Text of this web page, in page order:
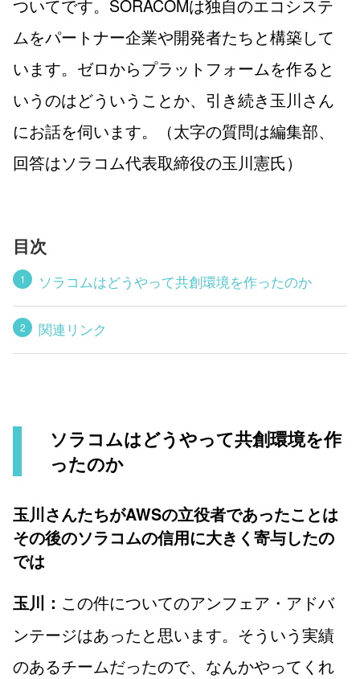
ついてです。SORACOMは独自のエコシステ
ムをパートナー企業や開発者たちと構築して
います。ゼロからプラットフォームを作ると
いうのはどういうことか、引き続き玉川さん
にお話を伺います。（太字の質問は編集部、
回答はソラコム代表取締役の玉川憲氏）
目次
ソラコムはどうやって共創環境を作ったのか
関連リンク
ソラコムはどうやって共創環境を作
ったのか
玉川さんたちがAWSの立役者であったことは
その後のソラコムの信用に大きく寄与したの
では
玉川： この件についてのアンフェア・アドバ
ンテージはあったと思います。そういう実績
のあるチームだったので、なんかやってくれ